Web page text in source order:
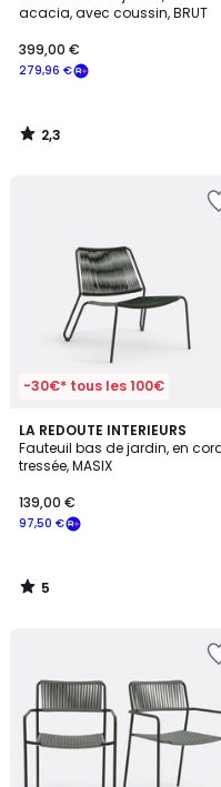
acacia, avec coussin, BRUT
279,96 €
399,00 €
2,3
/
-30€* tous les 100€
LA REDOUTE INTERIEURS
Fauteuil bas de jardin, en
tressée, MASIX
97,50 €
139,00 €
5
/
5
5
/